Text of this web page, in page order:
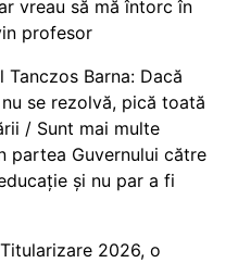
vreau să mă întorc în
profesor
Tanczos Barna: Dacă
se rezolvă, pică toată
/ Sunt mai multe
partea Guvernului către
și nu par a fi
2026, o